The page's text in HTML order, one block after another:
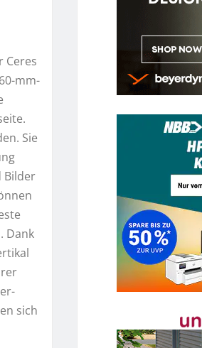
Ceres
mm-
Sie
Bilder
Dank
sich